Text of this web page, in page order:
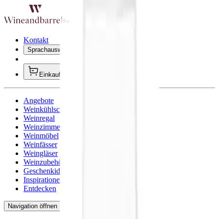
Wineandbarells Startseite
Kontakt
Sprachauswahl öffnen
Einkaufswagen
Angebote
Weinkühlschränke
Weinregal
Weinzimmer
Weinmöbel
Weinfässer
Weingläser
Weinzubehör
Geschenkideen
Inspirationen
Entdecken
Navigation öffnen